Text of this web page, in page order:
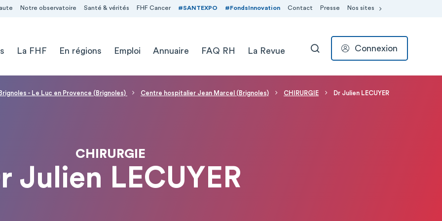
Notre observatoire Santé & vérités FHF Cancer #SANTEXPO #FondsInnovation Contact Presse Nos sites
La FHF En régions Emploi Annuaire FAQ RH La Revue RECHERCHER
Connexion
- Le Luc en Provence (Brignoles) Centre hospitalier Jean Marcel (Brignoles) CHIRURGIE Dr Julien LECUYER
CHIRURGIE
Julien LECUYER